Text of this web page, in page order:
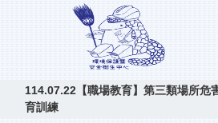
114.07.22【職場教育】第三類場所危
育訓練